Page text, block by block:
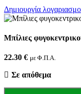
Δημιουργία
Μπίλιες
22.30 € με Φ.Π.Α.
Σε απόθεμα